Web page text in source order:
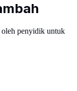
oleh penyidik untuk